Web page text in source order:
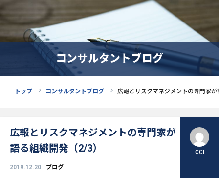
コンサルタントブログ
トップ コンサルタントブログ 広報とリスクマネジメントの専門家
広報とリスクマネジメントの専門家が
語る組織開発（2/3）
2019.12.20 ブログ
CCI